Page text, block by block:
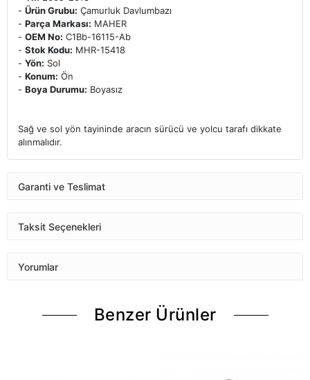
- Ürün Grubu: Çamurluk Davlumbazı
- Parça Markası: MAHER
- OEM No: C1Bb-16115-Ab
- Stok Kodu: MHR-15418
- Yön: Sol
- Konum: Ön
- Boya Durumu: Boyasız
Sağ ve sol yön tayininde aracın sürücü ve yolcu tarafı dikkate
alınmalıdır.
Garanti ve Teslimat
Taksit Seçenekleri
Yorumlar
Benzer Ürünler